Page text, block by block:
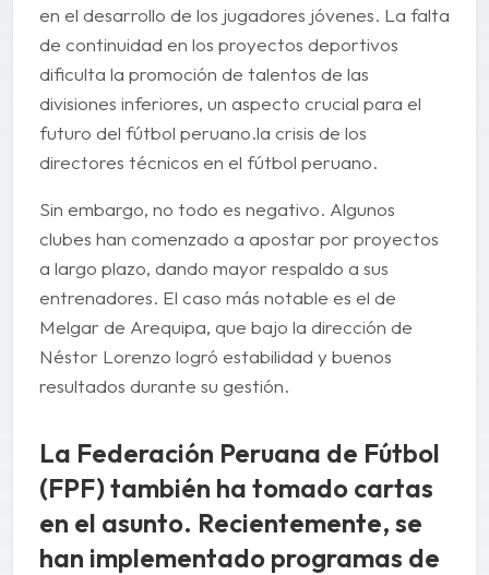
en el desarrollo de los jugadores jóvenes. La falta
de continuidad en los proyectos deportivos
dificulta la promoción de talentos de las
divisiones inferiores, un aspecto crucial para el
futuro del fútbol peruano.la crisis de los
directores técnicos en el fútbol peruano.
Sin embargo, no todo es negativo. Algunos
clubes han comenzado a apostar por proyectos
a largo plazo, dando mayor respaldo a sus
entrenadores. El caso más notable es el de
Melgar de Arequipa, que bajo la dirección de
Néstor Lorenzo logró estabilidad y buenos
resultados durante su gestión.
La Federación Peruana de Fútbol
(FPF) también ha tomado cartas
en el asunto. Recientemente, se
han implementado programas de